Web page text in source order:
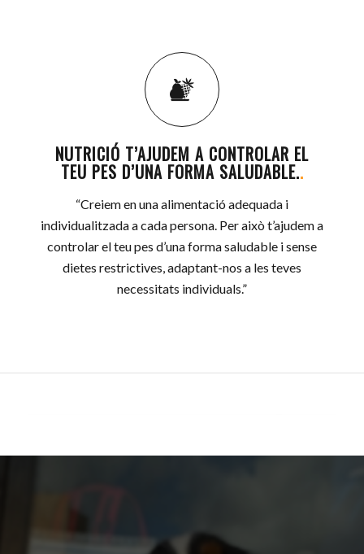
NUTRICIÓ T’AJUDEM A CONTROLAR EL
TEU PES D’UNA FORMA SALUDABLE..
“Creiem en una alimentació adequada i
individualitzada a cada persona. Per això t’ajudem a
controlar el teu pes d’una forma saludable i sense
dietes restrictives, adaptant-nos a les teves
necessitats individuals.”